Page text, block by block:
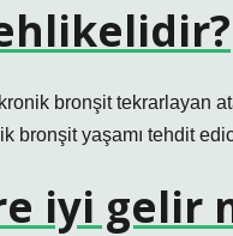
bronşit tekrarlayan
bronşit yaşamı tehdit
iyi gelir